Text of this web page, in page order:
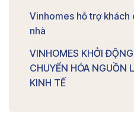
Vinhomes hỗ trợ khách
nhà
VINHOMES KHỞI
CHUYỂN HÓA NGUỒN
KINH TẾ